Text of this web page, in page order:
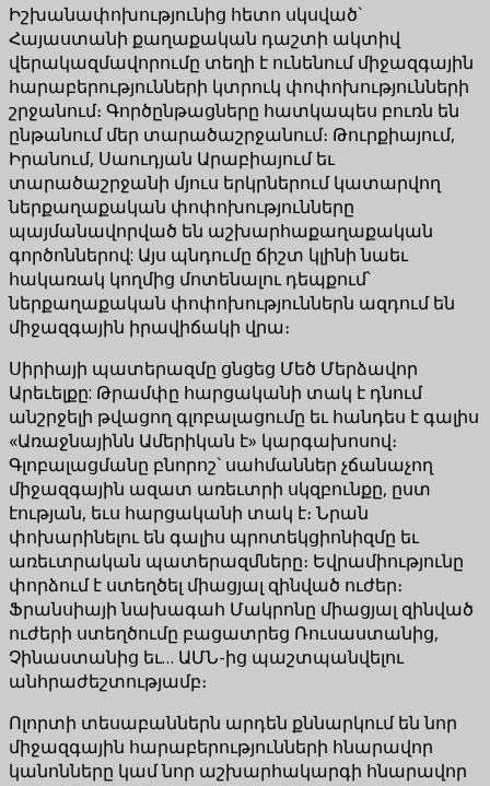
Իշխանափոխությունից հետո սկսված`
Հայաստանի քաղաքական դաշտի ակտիվ
վերակազմավորումը տեղի է ունենում միջազգային
հարաբերությունների կտրուկ փոփոխությունների
շրջանում։ Գործընթացները հատկապես բուռն են
ընթանում մեր տարածաշրջանում։ Թուրքիայում,
Իրանում, Սաուդյան Արաբիայում եւ
տարածաշրջանի մյուս երկրներում կատարվող
ներքաղաքական փոփոխությունները
պայմանավորված են աշխարհաքաղաքական
գործոններով: Այս պնդումը ճիշտ կլինի նաեւ
հակառակ կողմից մոտենալու դեպքում՝
ներքաղաքական փոփոխություններն ազդում են
միջազգային իրավիճակի վրա։
Սիրիայի պատերազմը ցնցեց Մեծ Մերձավոր
Արեւելքը: Թրամփը հարցականի տակ է դնում
անշրջելի թվացող գլոբալացումը եւ հանդես է գալիս
«Առաջնայինն Ամերիկան է» կարգախոսով։
Գլոբալացմանը բնորոշ` սահմաններ չճանաչող
միջազգային ազատ առեւտրի սկզբունքը, ըստ
էության, եւս հարցականի տակ է։ Նրան
փոխարինելու են գալիս պրոտեկցիոնիզմը եւ
առեւտրական պատերազմները։ Եվրամիությունը
փորձում է ստեղծել միացյալ զինված ուժեր։
Ֆրանսիայի նախագահ Մակրոնը միացյալ զինված
ուժերի ստեղծումը բացատրեց Ռուսաստանից,
Չինաստանից եւ… ԱՄՆ-ից պաշտպանվելու
անհրաժեշտությամբ։
Ոլորտի տեսաբաններն արդեն քննարկում են նոր
միջազգային հարաբերությունների հնարավոր
կանոնները կամ նոր աշխարհակարգի հնարավոր